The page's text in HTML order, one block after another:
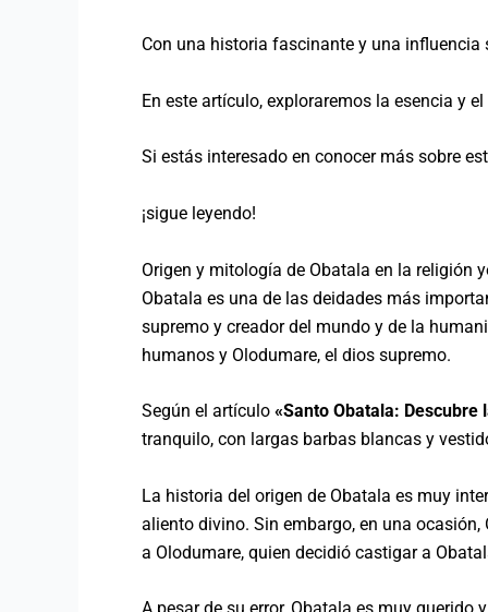
Con una historia fascinante y una
En este artículo, exploraremos la esencia y
Si estás interesado en conocer más sobre
¡sigue leyendo!
Origen y mitología de Obatala en la religión
Obatala es una de las deidades más
supremo y creador del mundo y de la
humanos y Olodumare, el dios supremo.
Según el artículo «Santo Obatala:
tranquilo, con largas barbas blancas y
La historia del origen de Obatala es muy
aliento divino. Sin embargo, en una
a Olodumare, quien decidió castigar a